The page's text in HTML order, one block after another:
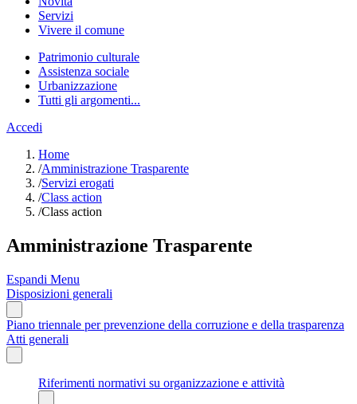
Servizi
Vivere il comune
Patrimonio culturale
Assistenza sociale
Urbanizzazione
Tutti gli argomenti...
Accedi
Home
/Amministrazione Trasparente
/Servizi erogati
/Class action
/Class action
Amministrazione Trasparente
Espandi Menu
Disposizioni generali
Piano triennale per prevenzione della corruzione e della trasparenza
Atti generali
Riferimenti normativi su organizzazione e attività